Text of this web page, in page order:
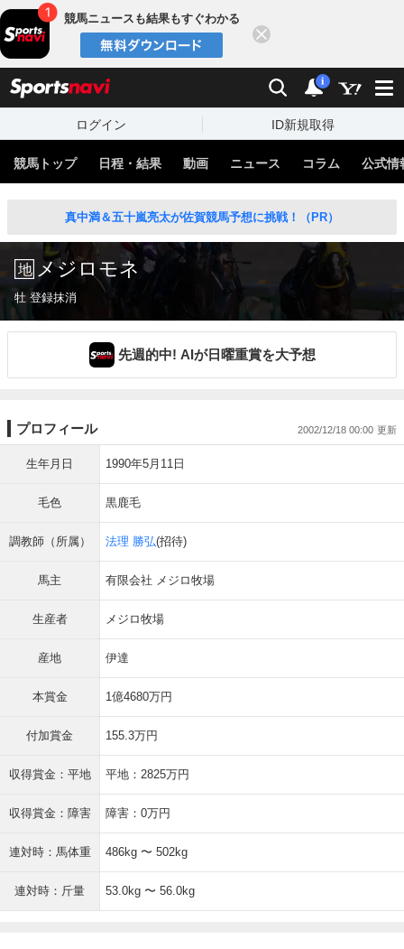
競馬ニュースも結果もすぐわかる
検索 通知
i
ログイン ID新規取得
競馬トップ 日程・結果 動画 ニュース コラム 公式情
真中満＆五十嵐亮太が佐賀競馬予想に挑戦！（PR）
メジロモネ
牡 登録抹消
先週的中! AIが日曜重賞を大予想
プロフィール 2002/12/18 00:00
生年月日 1990年5月11日
毛色 黒鹿毛
調教師（所属） 法理 勝弘(招待)
馬主 有限会社 メジロ牧場
生産者 メジロ牧場
産地 伊達
本賞金 1億4680万円
付加賞金 155.3万円
収得賞金：平地 平地：2825万円
収得賞金：障害 障害：0万円
連対時：馬体重 486kg 〜 502kg
連対時：斤量 53.0kg 〜 56.0kg